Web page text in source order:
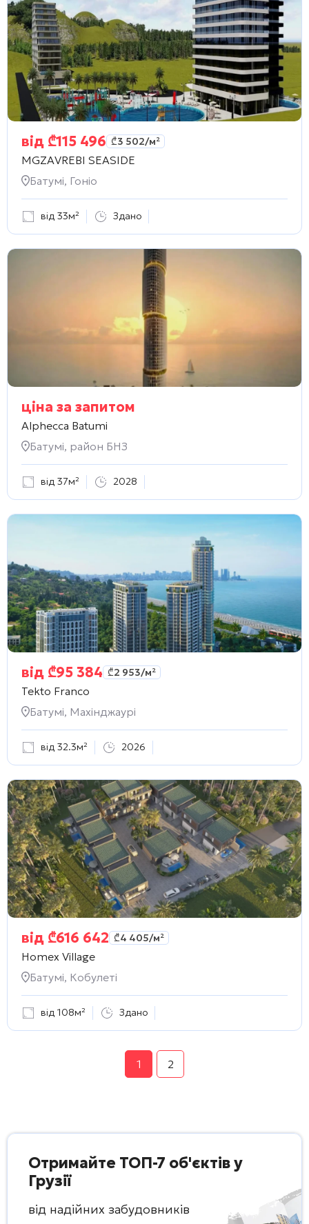
від ₾115 496 ₾3 502/м²
MGZAVREBI SEASIDE
Батумі, Гоніо
від 33м² Здано
ціна за запитом
Alphecca Batumi
Батумі, район БНЗ
від 37м² 2028
від ₾95 384 ₾2 953/м²
Tekto Franco
Батумі, Махінджаурі
від 32.3м² 2026
від ₾616 642 ₾4 405/м²
Homex Village
Батумі, Кобулеті
від 108м² Здано
1 2
Отримайте ТОП-7 об'єктів у
Грузії
від надійних забудовників